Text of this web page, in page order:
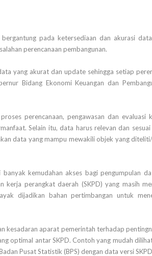
pada ketersediaan dan akurasi
perencanaan pembangunan.
yang akurat dan update sehingga setiap
Bidang Ekonomi Keuangan dan
perencanaan, pengawasan dan evaluasi
Selain itu, data harus relevan dan sesuai
data yang mampu mewakili objek yang
kemudahan akses bagi pengumpulan
perangkat daerah (SKPD) yang masih
dijadikan bahan pertimbangan untuk
kesadaran aparat pemerintah terhadap
optimal antar SKPD. Contoh yang mudah
Pusat Statistik (BPS) dengan data versi